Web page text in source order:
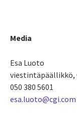
Media
Esa Luoto
viestintäpäällikkö,
050 380 5601
esa.luoto@cgi.com